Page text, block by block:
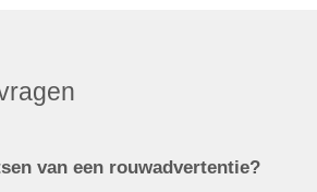
van een rouwadvertentie?